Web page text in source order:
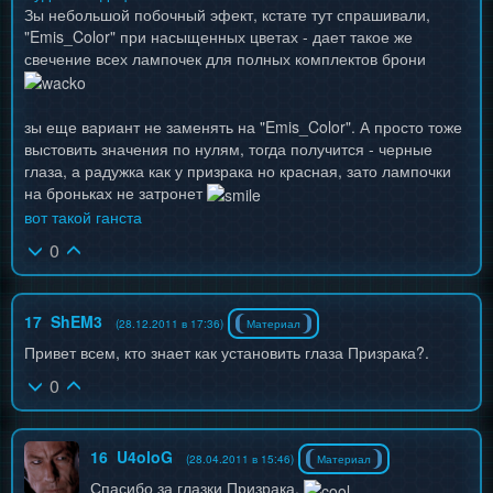
Зы небольшой побочный эфект, кстате тут спрашивали,
"Emis_Color" при насыщенных цветах - дает такое же
свечение всех лампочек для полных комплектов брони
зы еще вариант не заменять на "Emis_Color". А просто тоже
выстовить значения по нулям, тогда получится - черные
глаза, а радужка как у призрака но красная, зато лампочки
на броньках не затронет
вот такой ганста
0
17 ShEM3 (28.12.2011 в 17:36) Материал
Привет всем, кто знает как установить глаза Призрака?.
0
16 U4oloG (28.04.2011 в 15:46) Материал
Спасибо за глазки Призрака.